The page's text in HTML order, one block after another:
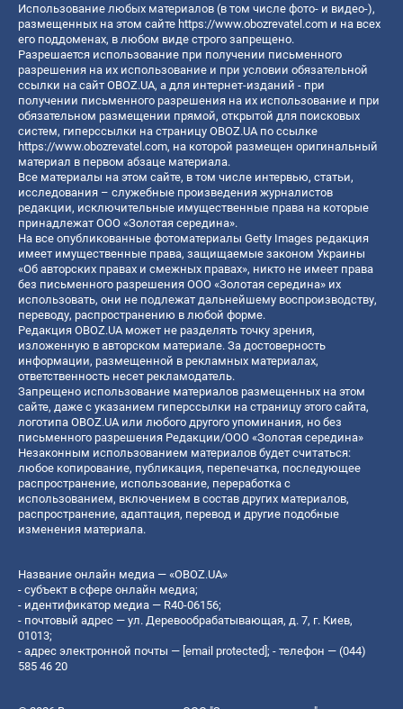
Использование любых материалов (в том числе фото- и видео-),
размещенных на этом сайте https://www.obozrevatel.com и на всех
его поддоменах, в любом виде строго запрещено.
Разрешается использование при получении письменного
разрешения на их использование и при условии обязательной
ссылки на сайт OBOZ.UA, а для интернет-изданий - при
получении письменного разрешения на их использование и при
обязательном размещении прямой, открытой для поисковых
систем, гиперссылки на страницу OBOZ.UA по ссылке
https://www.obozrevatel.com, на которой размещен оригинальный
материал в первом абзаце материала.
Все материалы на этом сайте, в том числе интервью, статьи,
исследования – служебные произведения журналистов
редакции, исключительные имущественные права на которые
принадлежат ООО «Золотая середина».
На все опубликованные фотоматериалы Getty Images редакция
имеет имущественные права, защищаемые законом Украины
«Об авторских правах и смежных правах», никто не имеет права
без письменного разрешения ООО «Золотая середина» их
использовать, они не подлежат дальнейшему воспроизводству,
переводу, распространению в любой форме.
Редакция OBOZ.UA может не разделять точку зрения,
изложенную в авторском материале. За достоверность
информации, размещенной в рекламных материалах,
ответственность несет рекламодатель.
Запрещено использование материалов размещенных на этом
сайте, даже с указанием гиперссылки на страницу этого сайта,
логотипа OBOZ.UA или любого другого упоминания, но без
письменного разрешения Редакции/ООО «Золотая середина»
Незаконным использованием материалов будет считаться:
любое копирование, публикация, перепечатка, последующее
распространение, использование, переработка с
использованием, включением в состав других материалов,
распространение, адаптация, перевод и другие подобные
изменения материала.
Название онлайн медиа — «OBOZ.UA»
- субъект в сфере онлайн медиа;
- идентификатор медиа — R40-06156;
- почтовый адрес — ул. Деревообрабатывающая, д. 7, г. Киев,
01013;
- адрес электронной почты — [email protected]; - телефон — (044)
585 46 20